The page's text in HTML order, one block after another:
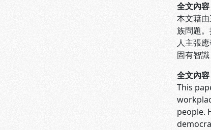
全文內容
本文藉
族問題
人主張
固有智
全文內容
This
people.